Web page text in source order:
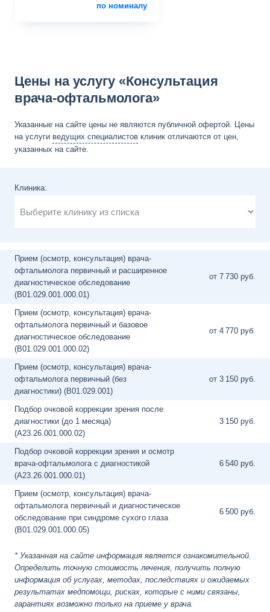
по номиналу
Цены на услугу «Консультация
врача-офтальмолога»
Указанные на сайте цены не являются публичной офертой. Цены
на услуги ведущих специалистов клиник отличаются от цен,
указанных на сайте.
Клиника:
Прием (осмотр, консультация) врача-
офтальмолога первичный и расширенное
диагностическое обследование
(B01.029.001.000.01)
от 7 730 руб.
Прием (осмотр, консультация) врача-
офтальмолога первичный и базовое
диагностическое обследование
(B01.029.001.000.02)
от 4 770 руб.
Прием (осмотр, консультация) врача-
офтальмолога первичный (без
диагностики) (B01.029.001)
от 3 150 руб.
Подбор очковой коррекции зрения после
диагностики (до 1 месяца)
(A23.26.001.000.02)
3 150 руб.
Подбор очковой коррекции зрения и осмотр
врача-офтальмолога с диагностикой
(A23.26.001.000.01)
6 540 руб.
Прием (осмотр, консультация) врача-
офтальмолога первичный и диагностическое
обследование при синдроме сухого глаза
(B01.029.001.000.05)
6 500 руб.
* Указанная на сайте информация является ознакомительной.
Определить точную стоимость лечения, получить полную
информация об услугах, методах, последствиях и ожидаемых
результатах медпомощи, рисках, которые с ними связаны,
гарантиях возможно только на приеме у врача.